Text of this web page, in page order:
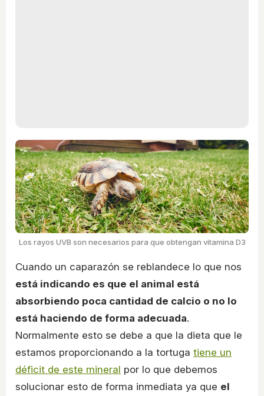
Los rayos UVB son necesarios para que obtengan vitamina D3
Cuando un caparazón se reblandece lo que nos
está indicando es que el animal está
absorbiendo poca cantidad de calcio o no lo
está haciendo de forma adecuada.
Normalmente esto se debe a que la dieta que le
estamos proporcionando a la tortuga tiene un
déficit de este mineral por lo que debemos
solucionar esto de forma inmediata ya que el